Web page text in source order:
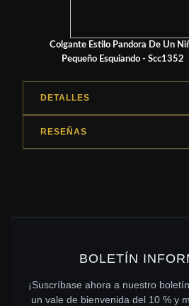
Colgante Estilo Pandora De Un
Pequeño Esquiando - Scc1352
DETALLES
RESEÑAS
BOLETÍN
¡Suscríbase ahora a nuestro
un vale de bienvenida del 10 % y